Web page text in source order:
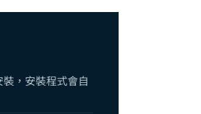
指南：從網頁操作到資料擷取
，安裝程式會自